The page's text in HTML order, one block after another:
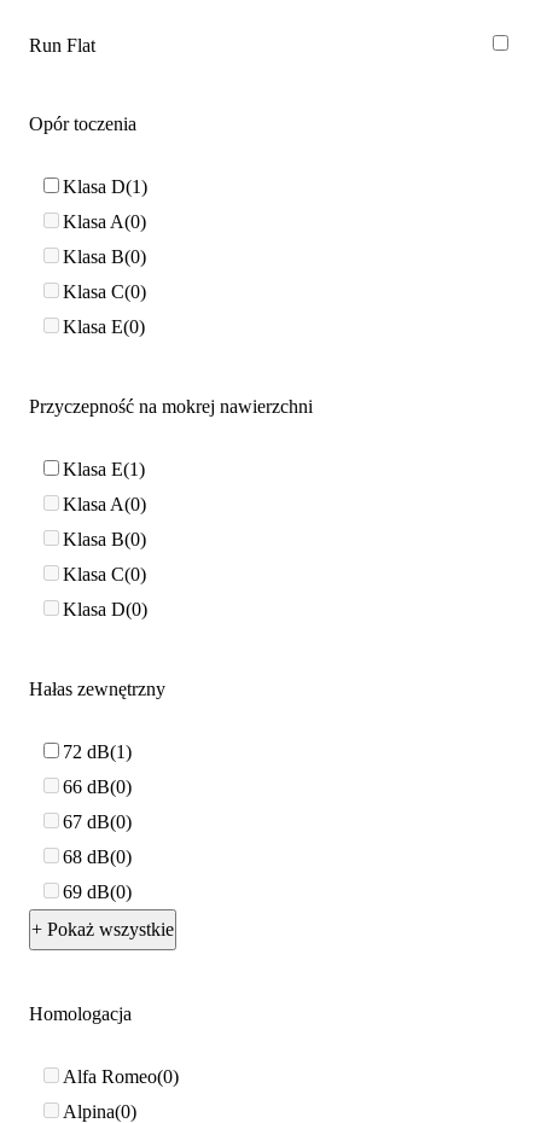
Run Flat
Opór toczenia
Klasa D 1
Klasa A 0
Klasa B 0
Klasa C 0
Klasa E 0
Przyczepność na mokrej nawierzchni
Klasa E 1
Klasa A 0
Klasa B 0
Klasa C 0
Klasa D 0
Hałas zewnętrzny
72 dB 1
66 dB 0
67 dB 0
68 dB 0
69 dB 0
+ Pokaż wszystkie
Homologacja
Alfa Romeo 0
Alpina 0